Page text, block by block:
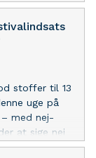
både
muligheder
stoffer til 13
uge på
– med nej-
at sige nej